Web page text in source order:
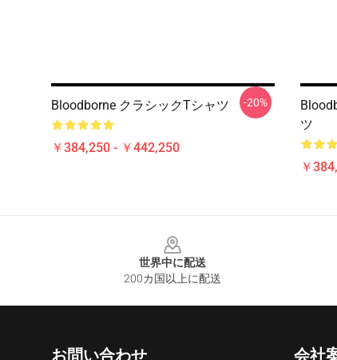
Bloodborne クラシックTシャツ
￥384,250 - ￥442,250
-20%
ツ
￥
世界中に配送
200カ国以上に配送
お問い合わせ 会社